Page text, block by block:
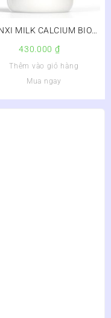
MILK CALCIUM BIO
430.000 ₫
Thêm vào giỏ hàng
Mua ngay